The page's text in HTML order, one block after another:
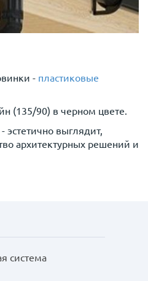
- пластиковые
(135/90) в черном цвете.
- эстетично выглядит,
архитектурных решений и
система